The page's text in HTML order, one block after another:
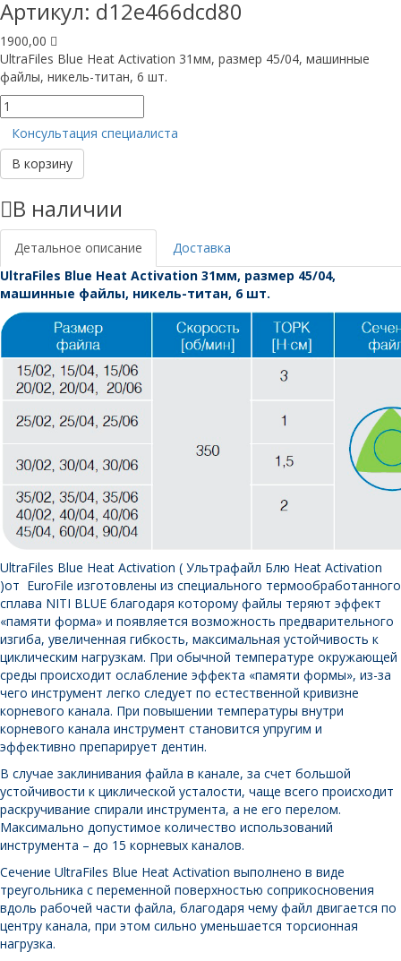
Артикул: d12e466dcd80
1900,00
UltraFiles Blue Heat Activation 31мм, размер 45/04, машинные
файлы, никель-титан, 6 шт.
Количество
товара
UltraFiles
Blue
31мм,
45/04
Консультация специалиста
В корзину
В наличии
Детальное описание
Доставка
UltraFiles Blue Heat Activation 31мм, размер 45/04,
машинные файлы, никель-титан, 6 шт.
UltraFiles Blue Heat Activation ( Ультрафайл Блю Heat Activation
)от EuroFile изготовлены из специального термообработанного
сплава NITI BLUE благодаря которому файлы теряют эффект
«памяти форма» и появляется возможность предварительного
изгиба, увеличенная гибкость, максимальная устойчивость к
циклическим нагрузкам. При обычной температуре окружающей
среды происходит ослабление эффекта «памяти формы», из-за
чего инструмент легко следует по естественной кривизне
корневого канала. При повышении температуры внутри
корневого канала инструмент становится упругим и
эффективно препарирует дентин.
В случае заклинивания файла в канале, за счет большой
устойчивости к циклической усталости, чаще всего происходит
раскручивание спирали инструмента, а не его перелом.
Максимально допустимое количество использований
инструмента – до 15 корневых каналов.
Сечение UltraFiles Blue Heat Activation выполнено в виде
треугольника с переменной поверхностью соприкосновения
вдоль рабочей части файла, благодаря чему файл двигается по
центру канала, при этом сильно уменьшается торсионная
нагрузка.